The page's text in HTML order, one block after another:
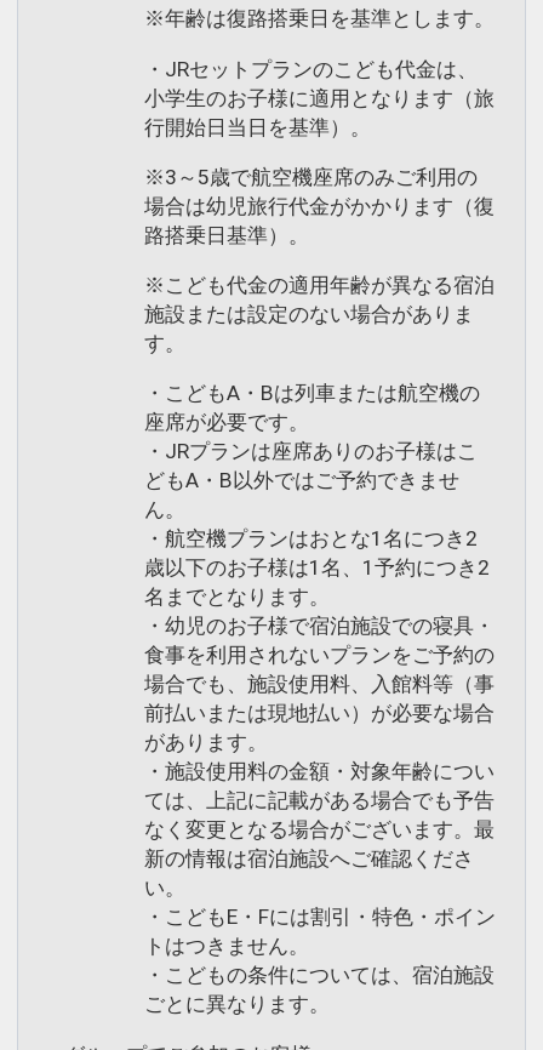
※年齢は復路搭乗日を基準とします。
・JRセットプランのこども代金は、
小学生のお子様に適用となります（旅
行開始日当日を基準）。
※3～5歳で航空機座席のみご利用の
場合は幼児旅行代金がかかります（復
路搭乗日基準）。
※こども代金の適用年齢が異なる宿泊
施設または設定のない場合がありま
す。
・こどもA・Bは列車または航空機の
座席が必要です。
・JRプランは座席ありのお子様はこ
どもA・B以外ではご予約できませ
ん。
・航空機プランはおとな1名につき2
歳以下のお子様は1名、1予約につき2
名までとなります。
・幼児のお子様で宿泊施設での寝具・
食事を利用されないプランをご予約の
場合でも、施設使用料、入館料等（事
前払いまたは現地払い）が必要な場合
があります。
・施設使用料の金額・対象年齢につい
ては、上記に記載がある場合でも予告
なく変更となる場合がございます。最
新の情報は宿泊施設へご確認くださ
い。
・こどもE・Fには割引・特色・ポイン
トはつきません。
・こどもの条件については、宿泊施設
ごとに異なります。